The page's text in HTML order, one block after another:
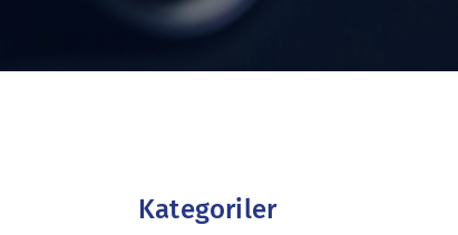
Kategoriler